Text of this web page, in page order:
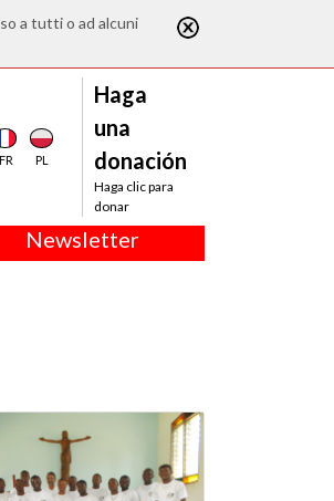
a tutti o ad alcuni
FR PL
Haga
una
donación
Haga clic para
donar
Newsletter